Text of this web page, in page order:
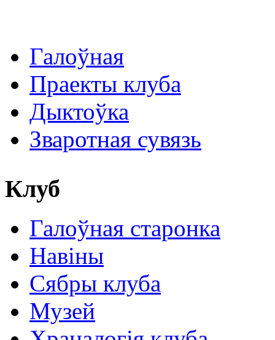
Галоўная
Праекты клуба
Дыктоўка
Зваротная сувязь
Клуб
Галоўная старонка
Навіны
Сябры клуба
Музей